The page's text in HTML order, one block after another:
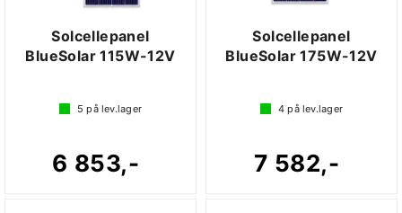
Solcellepanel
BlueSolar 115W-12V
5 på lev.lager
6 853,-
Solcellepanel
BlueSolar 175W-12V
4 på lev.lager
7 582,-